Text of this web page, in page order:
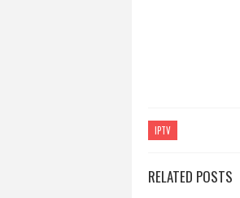
IPTV
RELATED POSTS